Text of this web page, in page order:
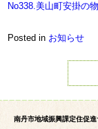
No338.美山町安掛の
Posted in お知らせ
南丹市地域振興課定住促